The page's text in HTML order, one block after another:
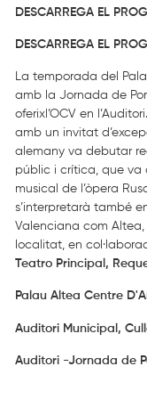
DESCARREGA EL
DESCARREGA EL
La temporada del
amb la Jornada de
oferixl’OCV en
amb un invitat
alemany va debutar
públic i crítica, que va
musical de l’òpera
s’interpretarà també
Valenciana com
localitat, en
Teatro Principal,
Palau Altea Centre
Auditori Municipal,
Auditori -Jornada de